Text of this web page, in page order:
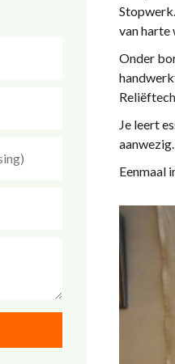
van harte
Onder
Je leert
aanwezig.
Eenmaal